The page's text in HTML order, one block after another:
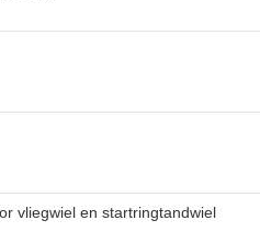
vliegwiel en startringtandwiel